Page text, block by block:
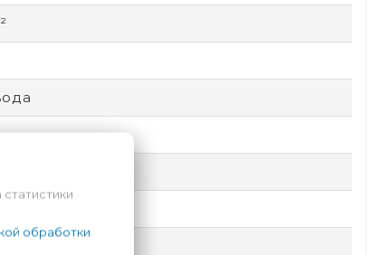
Wi-Fi
обработки